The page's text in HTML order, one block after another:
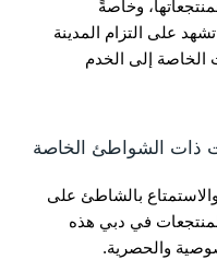
وخاصةً
فئة 5 نجوم و7 نجوم، تشهد على التزام المدينة
الخاصة إلى الخدم
ذات الشواطئ الخاصة
بالشاطئ على
في دبي هذه
والحصرية.